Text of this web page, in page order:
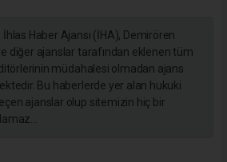
Haber Ajansı (İHA), Demirören
diğer ajanslar tarafından eklenen tüm
müdahalesi olmadan ajans
Bu haberlerde yer alan hukuki
ajanslar olup sitemizin hiç bir